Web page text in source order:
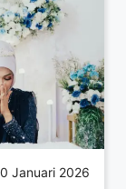
Januari 2026